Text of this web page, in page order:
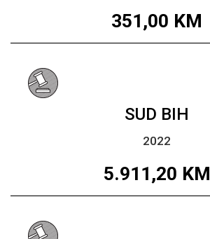
351,00 KM
SUD BIH
2022
5.911,20 KM